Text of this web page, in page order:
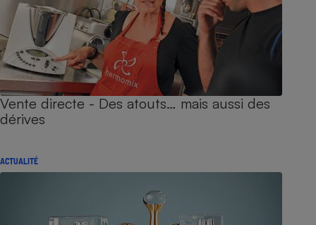
Vente directe - Des atouts… mais aussi des
dérives
ACTUALITÉ